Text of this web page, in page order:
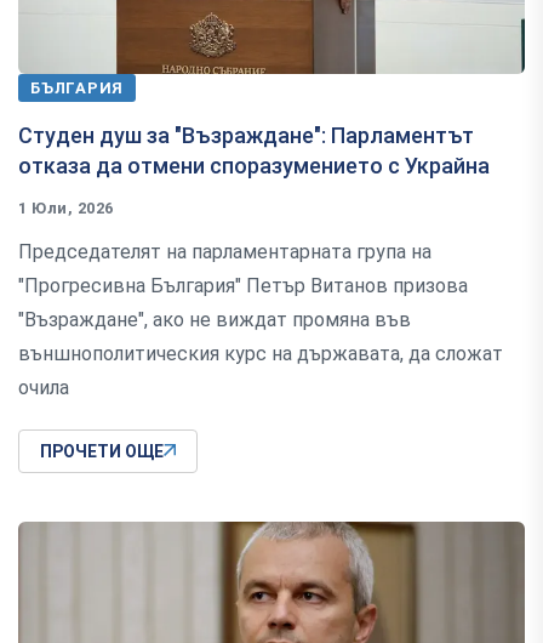
БЪЛГАРИЯ
Студен душ за "Възраждане": Парламентът
отказа да отмени споразумението с Украйна
1 Юли, 2026
Председателят на парламентарната група на
"Прогресивна България" Петър Витанов призова
"Възраждане", ако не виждат промяна във
външнополитическия курс на държавата, да сложат
очила
ПРОЧЕТИ ОЩЕ